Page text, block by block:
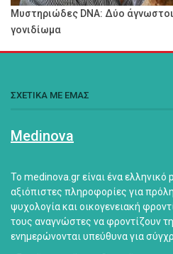
Μυστηριώδες DNA: Δύο
γονιδίωμα
ΣΧΕΤΙΚΑ ΜΕ ΕΜΑΣ
Medinova
Το medinova.gr είναι ένα
αξιόπιστες πληροφορίες για
ψυχολογία και οικογενειακή
τους αναγνώστες να φροντίζουν
ενημερώνονται υπεύθυνα για